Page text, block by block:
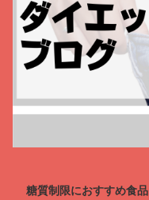
糖質制限におすすめ食品